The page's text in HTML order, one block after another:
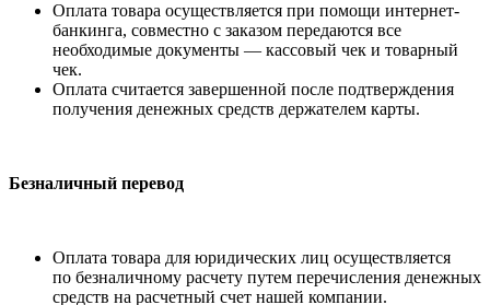
Оплата товара осуществляется при помощи интернет-
банкинга, совместно с заказом передаются все
необходимые документы — кассовый чек и товарный
чек.
Оплата считается завершенной после подтверждения
получения денежных средств держателем карты.
Безналичный перевод
Оплата товара для юридических лиц осуществляется
по безналичному расчету путем перечисления денежных
средств на расчетный счет нашей компании.